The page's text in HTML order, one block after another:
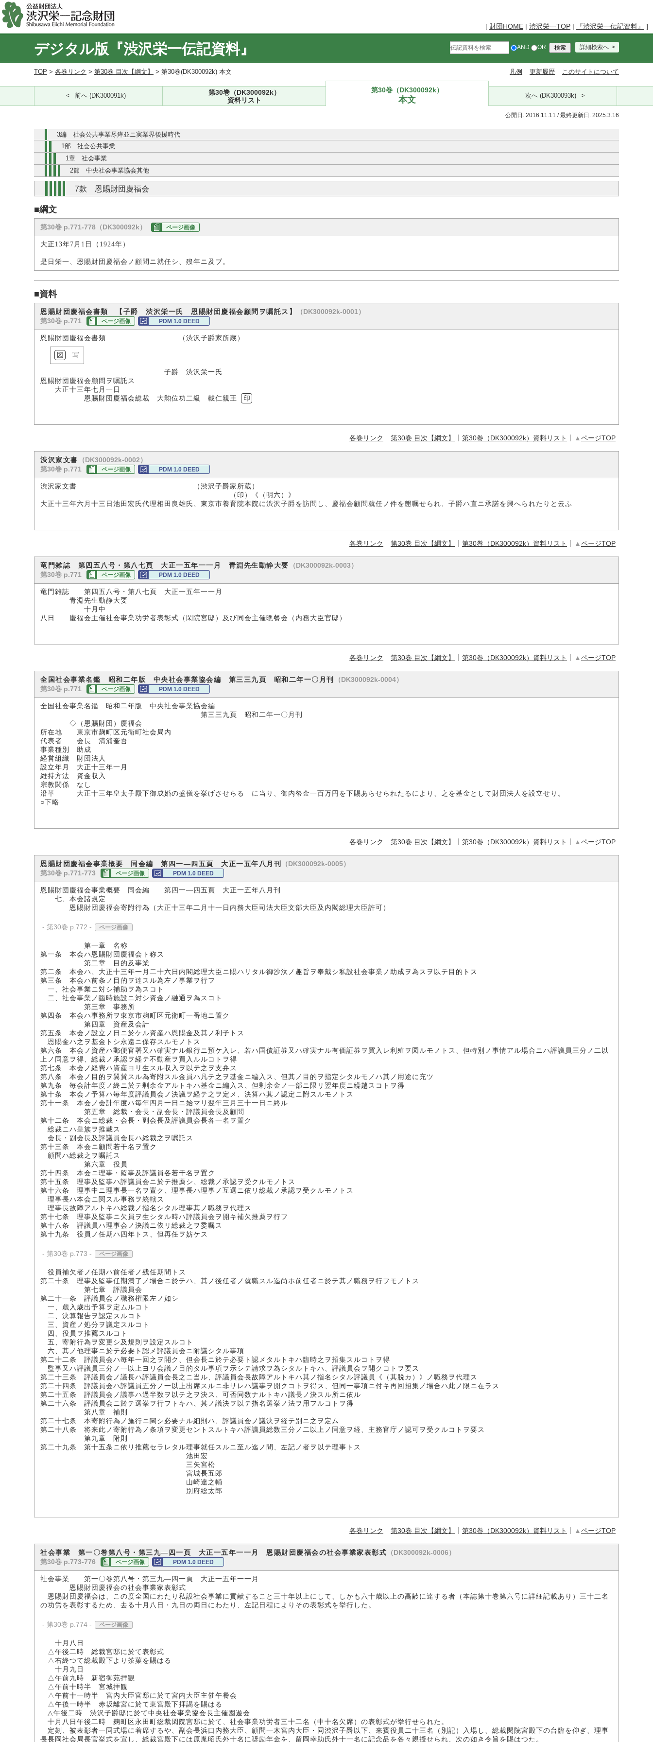
[ 財団HOME | 渋沢栄一TOP | 『渋沢栄一伝記資料』 ]
デジタル版『渋沢栄一伝記資料』 AND OR 詳細検索へ
TOP > 各巻リンク > 第30巻 目次【綱文】 > 第30巻(DK300092k) 本文 凡例 更新履歴 このサイトについて
前へ (DK300091k)
第30巻（DK300092k）
資料リスト
第30巻（DK300092k）
本文 次へ (DK300093k)
公開日: 2016.11.11 / 最終更新日: 2025.3.16
3編 社会公共事業尽瘁並ニ実業界後援時代
1部 社会公共事業
1章 社会事業
2節 中央社会事業協会其他
7款 恩賜財団慶福会
■綱文
第30巻 p.771-778（DK300092k） ページ画像
大正13年7月1日（1924年）
是日栄一、恩賜財団慶福会ノ顧問ニ就任シ、歿年ニ及ブ。
■資料
恩賜財団慶福会書類 【子爵 渋沢栄一氏 恩賜財団慶福会顧問ヲ嘱託ス】
（DK300092k-0001）
第30巻 p.771
ページ画像 PDM 1.0 DEED
恩賜財団慶福会書類 （渋沢子爵家所蔵）
写
子爵 渋沢栄一氏
恩賜財団慶福会顧問ヲ嘱託ス
大正十三年七月一日
恩賜財団慶福会総裁 大勲位功二級 載仁親王
印
各巻リンク 第30巻 目次【綱文】 第30巻（DK300092k）資料リスト ▲ページTOP
渋沢家文書
（DK300092k-0002）
第30巻 p.771
ページ画像 PDM 1.0 DEED
渋沢家文書 （渋沢子爵家所蔵）
（印）《（明六）》
大正十三年六月十三日池田宏氏代理相田良雄氏、東京市養育院本院に渋沢子爵を訪問し、慶福会顧問就任ノ件を懇嘱せられ、子爵ハ直ニ承諾を興へられたりと云ふ
各巻リンク 第30巻 目次【綱文】 第30巻（DK300092k）資料リスト ▲ページTOP
竜門雑誌 第四五八号・第八七頁 大正一五年一一月 青淵先生動静大要
（DK300092k-0003）
第30巻 p.771
ページ画像 PDM 1.0 DEED
竜門雑誌 第四五八号・第八七頁 大正一五年一一月
青淵先生動静大要
十月中
八日 慶福会主催社会事業功労者表彰式（閑院宮邸）及び同会主催晩餐会（内務大臣官邸）
各巻リンク 第30巻 目次【綱文】 第30巻（DK300092k）資料リスト ▲ページTOP
全国社会事業名鑑 昭和二年版 中央社会事業協会編 第三三九頁 昭和二年一〇月刊
（DK300092k-0004）
第30巻 p.771
ページ画像 PDM 1.0 DEED
全国社会事業名鑑 昭和二年版 中央社会事業協会編
第三三九頁 昭和二年一〇月刊
◇（恩賜財団）慶福会
所在地 東京市麹町区元衛町社会局内
代表者 会長 清浦奎吾
事業種別 助成
経営組織 財団法人
設立年月 大正十三年一月
維持方法 資金収入
宗教関係 なし
沿革 大正十三年皇太子殿下御成婚の盛儀を挙げさせらるゝに当り、御内帑金一百万円を下賜あらせられたるにより、之を基金として財団法人を設立せり。
○下略
各巻リンク 第30巻 目次【綱文】 第30巻（DK300092k）資料リスト ▲ページTOP
恩賜財団慶福会事業概要 同会編 第四一―四五頁 大正一五年八月刊
（DK300092k-0005）
第30巻 p.771-773
ページ画像 PDM 1.0 DEED
恩賜財団慶福会事業概要 同会編 第四一―四五頁 大正一五年八月刊
七、本会諸規定
恩賜財団慶福会寄附行為（大正十三年二月十一日内務大臣司法大臣文部大臣及内閣総理大臣許可）
- 第30巻 p.772 - ページ画像
第一章 名称
第一条 本会ハ恩賜財団慶福会ト称ス
第二章 目的及事業
第二条 本会ハ、大正十三年一月二十六日内閣総理大臣ニ賜ハリタル御沙汰ノ趣旨ヲ奉戴シ私設社会事業ノ助成ヲ為スヲ以テ目的トス
第三条 本会ハ前条ノ目的ヲ達スル為左ノ事業ヲ行フ
一、社会事業ニ対シ補助ヲ為スコト
二、社会事業ノ臨時施設ニ対シ資金ノ融通ヲ為スコト
第三章 事務所
第四条 本会ハ事務所ヲ東京市麹町区元衛町一番地ニ置ク
第四章 資産及会計
第五条 本会ノ設立ノ日ニ於ケル資産ハ恩賜金及其ノ利子トス
恩賜金ハ之ヲ基金トシ永遠ニ保存スルモノトス
第六条 本会ノ資産ハ郵便官署又ハ確実ナル銀行ニ預ケ入レ、若ハ国債証券又ハ確実ナル有価証券ヲ買入レ利殖ヲ図ルモノトス、但特別ノ事情アル場合ニハ評議員三分ノ二以
上ノ同意ヲ得、総裁ノ承認ヲ経テ不動産ヲ買入ルルコトヲ得
第七条 本会ノ経費ハ資産ヨリ生スル収入ヲ以テ之ヲ支弁ス
第八条 本会ノ目的ヲ翼賛スル為寄附スル金員ハ凡テ之ヲ基金ニ編入ス、但其ノ目的ヲ指定シタルモノハ其ノ用途に充ツ
第九条 毎会計年度ノ終ニ於テ剰余金アルトキハ基金ニ編入ス、但剰余金ノ一部ニ限リ翌年度ニ繰越スコトヲ得
第十条 本会ノ予算ハ毎年度評議員会ノ決議ヲ経テ之ヲ定メ、決算ハ其ノ認定ニ附スルモノトス
第十一条 本会ノ会計年度ハ毎年四月一日ニ始マリ翌年三月三十一日ニ終ル
第五章 総裁・会長・副会長・評議員会長及顧問
第十二条 本会ニ総裁・会長・副会長及評議員会長各一名ヲ置ク
総裁ニハ皇族ヲ推戴ス
会長・副会長及評議員会長ハ総裁之ヲ嘱託ス
第十三条 本会ニ顧問若干名ヲ置ク
顧問ハ総裁之ヲ嘱託ス
第六章 役員
第十四条 本会ニ理事・監事及評議員各若干名ヲ置ク
第十五条 理事及監事ハ評議員会ニ於テ推薦シ、総裁ノ承認ヲ受クルモノトス
第十六条 理事中ニ理事長一名ヲ置ク、理事長ハ理事ノ互選ニ依リ総裁ノ承認ヲ受クルモノトス
理事長ハ本会ニ関スル事務ヲ統轄ス
理事長故障アルトキハ総裁ノ指名シタル理事其ノ職務ヲ代理ス
第十七条 理事及監事ニ欠員ヲ生シタル時ハ評議員会ヲ開キ補欠推薦ヲ行フ
第十八条 評議員ハ理事会ノ決議ニ依リ総裁之ヲ委嘱ス
第十九条 役員ノ任期ハ四年トス、但再任ヲ妨ケス
- 第30巻 p.773 - ページ画像
役員補欠者ノ任期ハ前任者ノ残任期間トス
第二十条 理事及監事任期満了ノ場合ニ於テハ、其ノ後任者ノ就職スル迄尚ホ前任者ニ於テ其ノ職務ヲ行フモノトス
第七章 評議員会
第二十一条 評議員会ノ職務権限左ノ如シ
一、歳入歳出予算ヲ定ムルコト
二、決算報告ヲ認定スルコト
三、資産ノ処分ヲ議定スルコト
四、役員ヲ推薦スルコト
五、寄附行為ヲ変更シ及規則ヲ設定スルコト
六、其ノ他理事ニ於テ必要ト認メ評議員会ニ附議シタル事項
第二十二条 評議員会ハ毎年一回之ヲ開ク、但会長ニ於テ必要ト認メタルトキハ臨時之ヲ招集スルコトヲ得
監事又ハ評議員三分ノ一以上ヨリ会議ノ目的タル事項ヲ示シテ請求ヲ為シタルトキハ、評議員会ヲ開クコトヲ要ス
第二十三条 評議員会ノ議長ハ評議員会長之ニ当ル、評議員会長故障アルトキハ其ノ指名シタル評議員《（其脱カ）》ノ職務ヲ代理ス
第二十四条 評議員会ハ評議員五分ノ一以上出席スルニ非サレハ議事ヲ開クコトヲ得ス、但同一事項ニ付キ再回招集ノ場合ハ此ノ限ニ在ラス
第二十五条 評議員会ノ議事ハ過半数ヲ以テ之ヲ決ス、可否同数ナルトキハ議長ノ決スル所ニ依ル
第二十六条 評議員会ニ於テ選挙ヲ行フトキハ、其ノ議決ヲ以テ指名選挙ノ法ヲ用フルコトヲ得
第八章 補則
第二十七条 本寄附行為ノ施行ニ関シ必要ナル細則ハ、評議員会ノ議決ヲ経テ別ニ之ヲ定ム
第二十八条 将来此ノ寄附行為ノ条項ヲ変更セントスルトキハ評議員総数三分ノ二以上ノ同意ヲ経、主務官庁ノ認可ヲ受クルコトヲ要ス
第九章 附則
第二十九条 第十五条ニ依リ推薦セラレタル理事就任スルニ至ル迄ノ間、左記ノ者ヲ以テ理事トス
池田宏
三矢宮松
宮城長五郎
山崎達之輔
別府総太郎
各巻リンク 第30巻 目次【綱文】 第30巻（DK300092k）資料リスト ▲ページTOP
社会事業 第一〇巻第八号・第三九―四一頁 大正一五年一一月 恩賜財団慶福会の社会事業家表彰式 （DK300092k-0006）
第30巻 p.773-776
ページ画像 PDM 1.0 DEED
社会事業 第一〇巻第八号・第三九―四一頁 大正一五年一一月
恩賜財団慶福会の社会事業家表彰式
恩賜財団慶福会は、この度全国にわたり私設社会事業に貢献すること三十年以上にして、しかも六十歳以上の高齢に達する者（本誌第十巻第六号に詳細記載あり）三十二名
の功労を表彰するため、去る十月八日・九日の両日にわたり、左記日程によりその表彰式を挙行した。
- 第30巻 p.774 - ページ画像
十月八日
△午後二時 総裁宮邸に於て表彰式
△右終つて総裁殿下より茶菓を賜はる
十月九日
△午前九時 新宿御苑拝観
△午前十時半 宮城拝観
△午前十一時半 宮内大臣官邸に於て宮内大臣主催午餐会
△午後一時半 赤坂離宮に於て東宮殿下拝謁を賜はる
△午後二時 渋沢子爵邸に於て中央社会事業協会長主催園遊会
十月八日午後二時 麹町区永田町総裁閑院宮邸に於て、社会事業功労者三十二名（中十名欠席）の表彰式が挙行せられた。
定刻、被表彰者一同式場に着席するや、副会長浜口内務大臣、顧問一木宮内大臣・同渋沢子爵以下、来賓役員二十三名（別記）入場し、総裁閑院宮殿下の台臨を仰ぎ、理事
長長岡社会局長官挙式を宣し、総裁宮殿下には原胤昭氏外十名に奨励年金を、留岡幸助氏外十一名に記念品を各々親授せられ、次の如き令旨を賜はつた。